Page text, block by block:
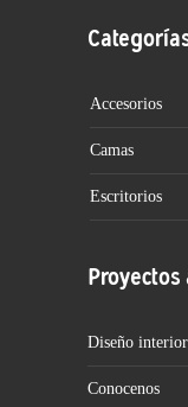
Accesorios
Camas
Escritorios
Proyectos
Diseño interior
Conocenos